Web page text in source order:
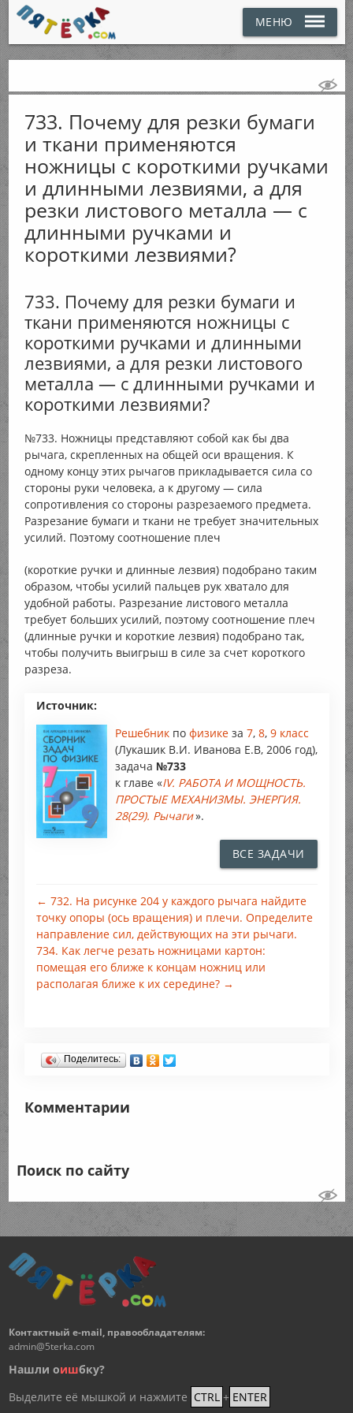
МЕНЮ
733. Почему для резки бумаги
и ткани применяются
ножницы с короткими ручками
и длинными лезвиями, а для
резки листового металла — с
длинными ручками и
короткими лезвиями?
733. Почему для резки бумаги и
ткани применяются ножницы с
короткими ручками и длинными
лезвиями, а для резки листового
металла — с длинными ручками и
короткими лезвиями?
№733. Ножницы представляют собой как бы два
рычага, скрепленных на общей оси вращения. К
одному концу этих рычагов прикладывается сила со
стороны руки человека, а к другому — сила
сопротивления со стороны разрезаемого предмета.
Разрезание бумаги и ткани не требует значительных
усилий. Поэтому соотношение плеч
(короткие ручки и длинные лезвия) подобрано таким
образом, чтобы усилий пальцев рук хватало для
удобной работы. Разрезание листового металла
требует больших усилий, поэтому соотношение плеч
(длинные ручки и короткие лезвия) подобрано так,
чтобы получить выигрыш в силе за счет короткого
разреза.
Источник:
Решебник по физике за 7, 8, 9 класс
(Лукашик В.И. Иванова Е.В, 2006 год),
задача №733
к главе «IV. РАБОТА И МОЩНОСТЬ.
ПРОСТЫЕ МЕХАНИЗМЫ. ЭНЕРГИЯ.
28(29). Рычаги».
ВСЕ ЗАДАЧИ
← 732. На рисунке 204 у каждого рычага найдите
точку опоры (ось вращения) и плечи. Определите
направление сил, действующих на эти рычаги.
734. Как легче резать ножницами картон:
помещая его ближе к концам ножниц или
располагая ближе к их середине? →
Поделитесь:
Комментарии
Поиск по сайту
Контактный e-mail, правообладателям:
admin@5terka.com
Нашли оишбку?
Выделите её мышкой и нажмите CTRL + ENTER